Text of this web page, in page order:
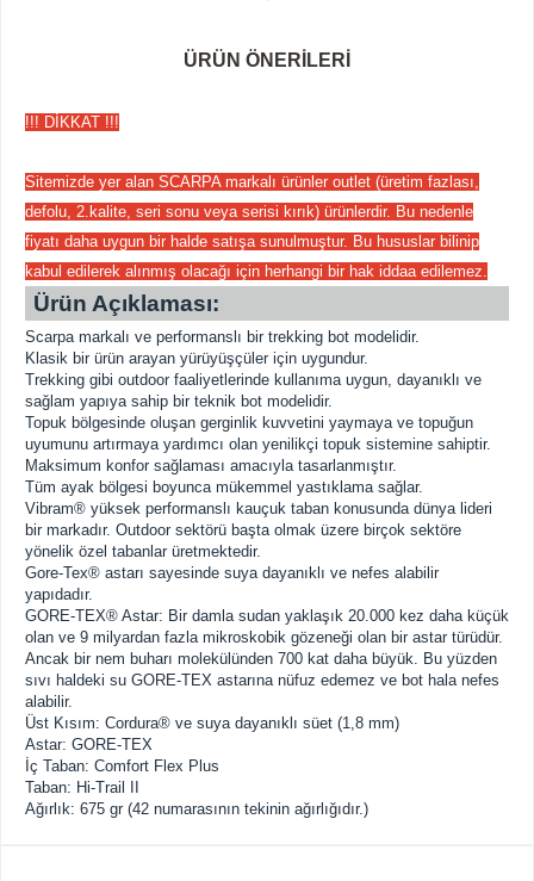
ÜRÜN ÖNERILERI
!!! DİKKAT !!!
Sitemizde yer alan SCARPA markalı ürünler outlet (üretim fazlası,
defolu, 2.kalite, seri sonu veya serisi kırık) ürünlerdir. Bu nedenle
fiyatı daha uygun bir halde satışa sunulmuştur. Bu hususlar bilinip
kabul edilerek alınmış olacağı için herhangi bir hak iddaa edilemez.
Ürün Açıklaması:
Scarpa markalı ve performanslı bir trekking bot modelidir.
Klasik bir ürün arayan yürüyüşçüler için uygundur.
Trekking gibi outdoor faaliyetlerinde kullanıma uygun, dayanıklı ve
sağlam yapıya sahip bir teknik bot modelidir.
Topuk bölgesinde oluşan gerginlik kuvvetini yaymaya ve topuğun
uyumunu artırmaya yardımcı olan yenilikçi topuk sistemine sahiptir.
Maksimum konfor sağlaması amacıyla tasarlanmıştır.
Tüm ayak bölgesi boyunca mükemmel yastıklama sağlar.
Vibram® yüksek performanslı kauçuk taban konusunda dünya lideri
bir markadır. Outdoor sektörü başta olmak üzere birçok sektöre
yönelik özel tabanlar üretmektedir.
Gore-Tex® astarı sayesinde suya dayanıklı ve nefes alabilir
yapıdadır.
GORE-TEX® Astar: Bir damla sudan yaklaşık 20.000 kez daha küçük
olan ve 9 milyardan fazla mikroskobik gözeneği olan bir astar türüdür.
Ancak bir nem buharı molekülünden 700 kat daha büyük. Bu yüzden
sıvı haldeki su GORE-TEX astarına nüfuz edemez ve bot hala nefes
alabilir.
Üst Kısım: Cordura® ve suya dayanıklı süet (1,8 mm)
Astar: GORE-TEX
İç Taban: Comfort Flex Plus
Taban: Hi-Trail II
Ağırlık: 675 gr (42 numarasının tekinin ağırlığıdır.)